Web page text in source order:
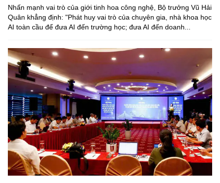
Nhấn mạnh vai trò của giới tinh hoa công nghệ, Bộ trưởng Vũ Hải
Quân khẳng định: "Phát huy vai trò của chuyên gia, nhà khoa học
AI toàn cầu để đưa AI đến trường học; đưa AI đến doanh...